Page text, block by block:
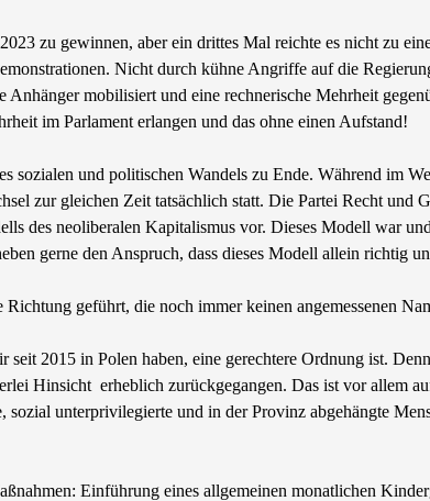
zu gewinnen, aber ein drittes Mal reichte es nicht zu
Nicht durch kühne Angriffe auf die
mobilisiert und eine rechnerische Mehrheit
im Parlament erlangen und das ohne einen Aufstand!
sozialen und politischen Wandels zu Ende. Während im
zur gleichen Zeit tatsächlich statt. Die Partei Recht
des neoliberalen Kapitalismus vor. Dieses Modell war
gerne den Anspruch, dass dieses Modell allein richtig
geführt, die noch immer keinen angemessenen
seit 2015 in Polen haben, eine gerechtere Ordnung ist.
Hinsicht erheblich zurückgegangen. Das ist vor allem
sozial unterprivilegierte und in der Provinz abgehängte
Einführung eines allgemeinen monatlichen